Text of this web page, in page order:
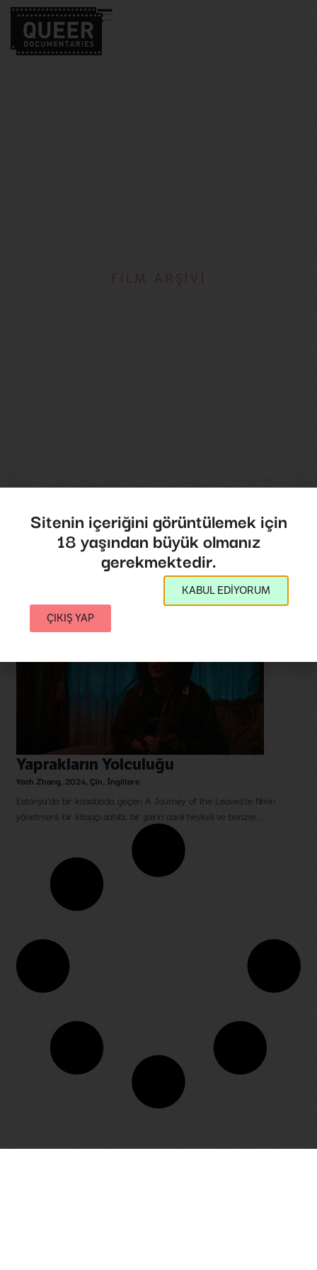
FİLM ARŞİVİ
Yaprakların Yolculuğu
Yash Zhang, 2024, Çin, İngiltere
Estonya’da bir kasabada geçen A Journey of the Leaves'te filmin
yönetmeni; bir kitapçı sahibi, bir şairin canlı heykeli ve benzer...
Sitenin içeriğini görüntülemek için
18 yaşından büyük olmanız
gerekmektedir.
KABUL EDİYORUM
ÇIKIŞ YAP